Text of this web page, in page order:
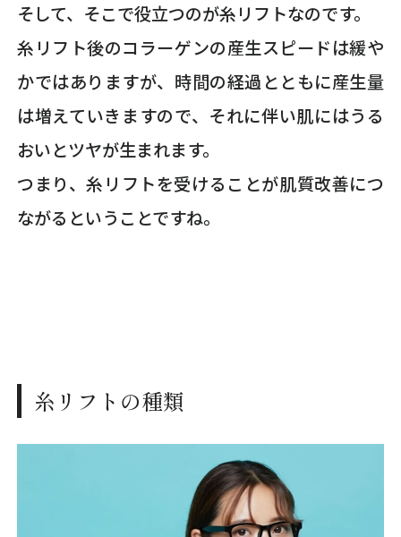
そして、そこで役立つのが糸リフトなのです。
糸リフト後のコラーゲンの産生スピードは緩や
かではありますが、時間の経過とともに産生量
は増えていきますので、それに伴い肌にはうる
おいとツヤが生まれます。
つまり、糸リフトを受けることが肌質改善につ
ながるということですね。
糸リフトの種類